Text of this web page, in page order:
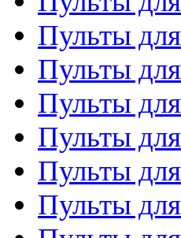
Пульты
Пульты
Пульты
Пульты
Пульты
Пульты